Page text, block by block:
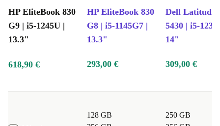
HP EliteBook 830
G9 | i5-1245U |
13.3"
HP EliteBook 830
G8 | i5-1145G7 |
13.3"
Dell Latitude
5430 | i5-
14"
618,90 € 293,00 € 309,00 €
128 GB
250 GB